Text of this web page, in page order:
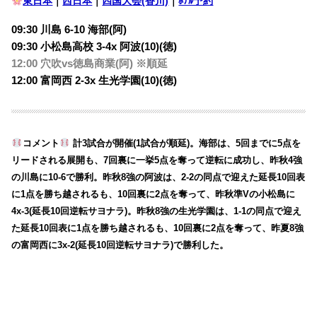
09:30 川島 6-10 海部(阿)
09:30 小松島高校 3-4x 阿波(10)(徳)
12:00 穴吹vs徳島商業(阿) ※順延
12:00 富岡西 2-3x 生光学園(10)(徳)
コメント
計3試合が開催(1試合が順延)。海部は、5回までに5点を
リードされる展開も、7回裏に一挙5点を奪って逆転に成功し、昨秋4強
の川島に10-6で勝利。昨秋8強の阿波は、2-2の同点で迎えた延長10回表
に1点を勝ち越されるも、10回裏に2点を奪って、昨秋準Vの小松島に
4x-3(延長10回逆転サヨナラ)。昨秋8強の生光学園は、1-1の同点で迎え
た延長10回表に1点を勝ち越されるも、10回裏に2点を奪って、昨夏8強
の富岡西に3x-2(延長10回逆転サヨナラ)で勝利した。